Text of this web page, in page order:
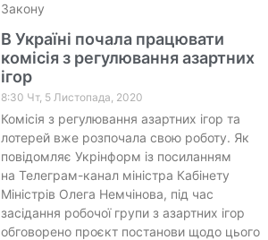
Закону
В Україні почала працювати
комісія з регулювання азартних
ігор
8:30 Чт, 5 Листопада, 2020
Комісія з регулювання азартних ігор та
лотерей вже розпочала свою роботу. Як
повідомляє Укрінформ із посиланням
на Телеграм-канал міністра Кабінету
Міністрів Олега Немчінова, під час
засідання робочої групи з азартних ігор
обговорено проєкт постанови щодо цього